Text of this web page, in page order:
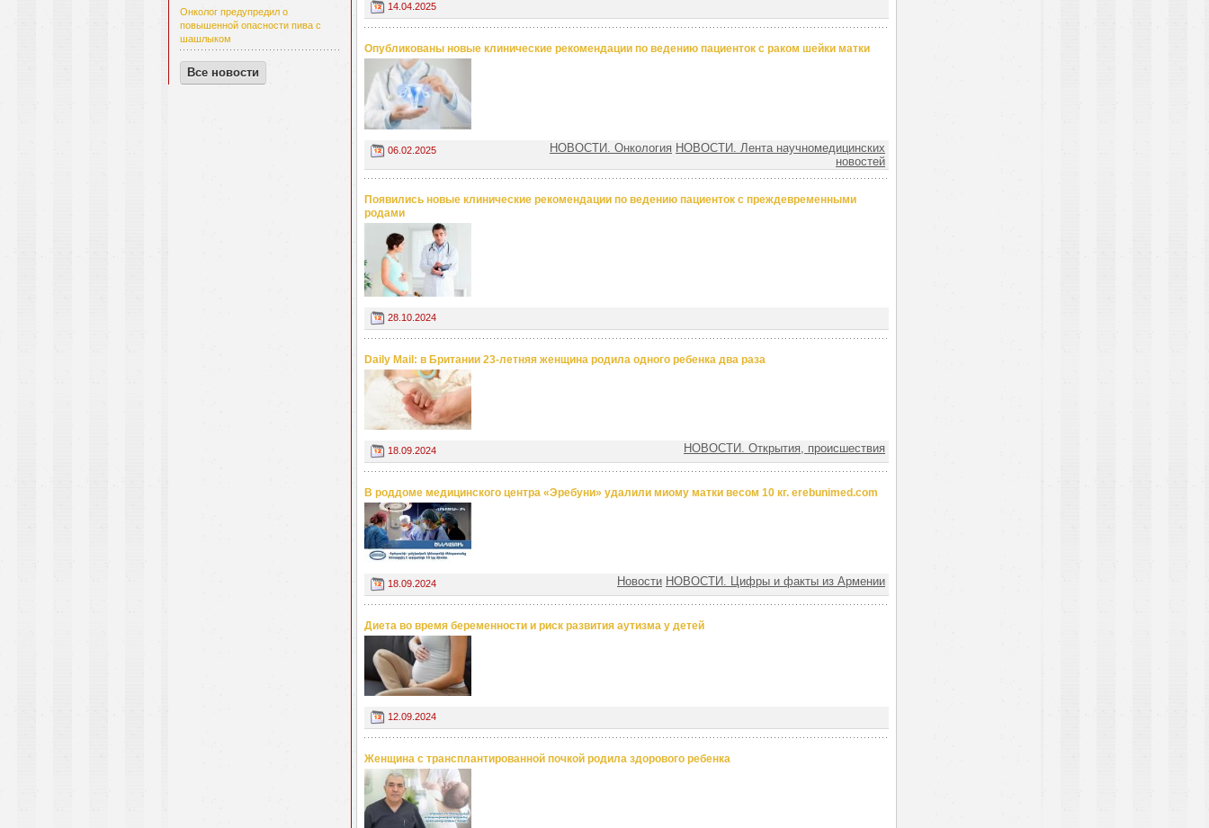
Онколог предупредил о
повышенной опасности пива с
шашлыком
Все новости
14.04.2025
Опубликованы новые клинические рекомендации по ведению пациенток с раком шейки матки
06.02.2025 НОВОСТИ. Онкология НОВОСТИ. Лента научномедицинских
новостей
Появились новые клинические рекомендации по ведению пациенток с преждевременными
родами
28.10.2024
Daily Mail: в Британии 23-летняя женщина родила одного ребенка два раза
18.09.2024 НОВОСТИ. Открытия, происшествия
В роддоме медицинского центра «Эребуни» удалили миому матки весом 10 кг. erebunimed.com
18.09.2024 Новости НОВОСТИ. Цифры и факты из Армении
Диета во время беременности и риск развития аутизма у детей
12.09.2024
Женщина c трансплантированной почкой родила здорового ребенка